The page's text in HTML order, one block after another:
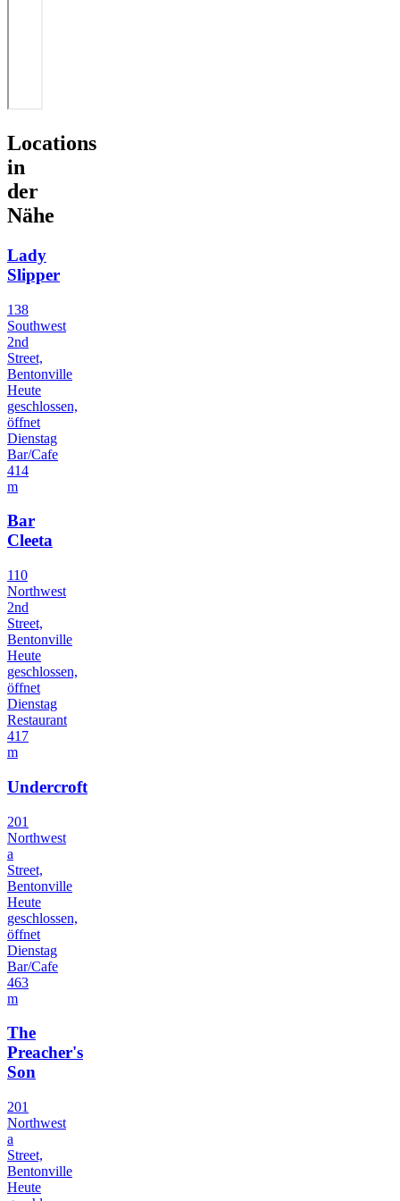
Locations
in
der
Nähe
Lady
Slipper
138
Southwest
2nd
Street,
Bentonville
Heute
geschlossen,
öffnet
Dienstag
Bar/Cafe
414
m
Bar
Cleeta
110
Northwest
2nd
Street,
Bentonville
Heute
geschlossen,
öffnet
Dienstag
Restaurant
417
m
Undercroft
201
Northwest
a
Street,
Bentonville
Heute
geschlossen,
öffnet
Dienstag
Bar/Cafe
463
m
The
Preacher's
Son
201
Northwest
a
Street,
Bentonville
Heute